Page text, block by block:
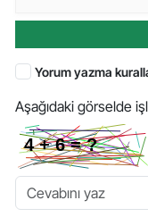
Yorum yazma
Aşağıdaki görselde